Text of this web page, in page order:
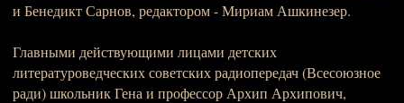
и Бенедикт Сарнов, редактором - Мириам Ашкинезер.
Главными действующими лицами детских
литературоведческих советских радиопередач (Всесоюзное
ради) школьник Гена и профессор Архип Архипович,